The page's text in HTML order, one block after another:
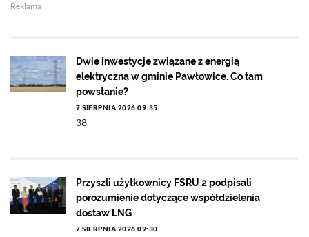
Reklama
Dwie inwestycje związane z energią
elektryczną w gminie Pawłowice. Co tam
powstanie?
7 SIERPNIA 2026 09:35
38
Przyszli użytkownicy FSRU 2 podpisali
porozumienie dotyczące współdzielenia
dostaw LNG
7 SIERPNIA 2026 09:30